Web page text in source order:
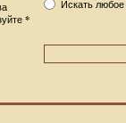
*
Искать